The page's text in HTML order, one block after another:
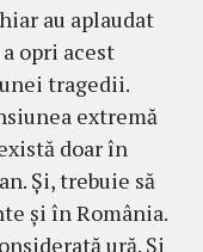
au aplaudat
opri acest
tragedii.
extremă
doar în
Și, trebuie să
și în România.
ură. Și